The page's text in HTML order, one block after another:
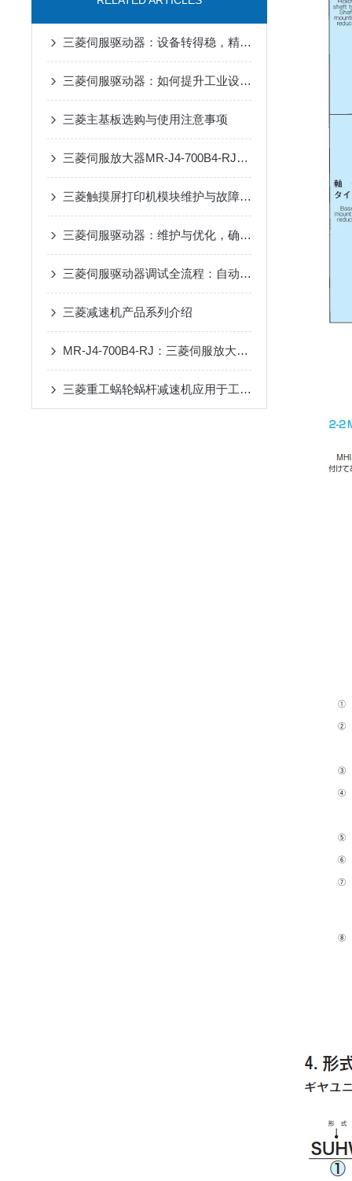
三菱伺服驱动器：设备转得稳，精度才靠谱
三菱伺服驱动器：如何提升工业设备的精确控制与效率
三菱主基板选购与使用注意事项
三菱伺服放大器MR-J4-700B4-RJ在抗干扰方面有哪些具体优势？
三菱触摸屏打印机模块维护与故障排查
三菱伺服驱动器：维护与优化，确保长期稳定运行
三菱伺服驱动器调试全流程：自动增益、共振抑制参数设置详解
三菱减速机产品系列介绍
MR-J4-700B4-RJ：三菱伺服放大器的高效能解决方案
三菱重工蜗轮蜗杆减速机应用于工业领域